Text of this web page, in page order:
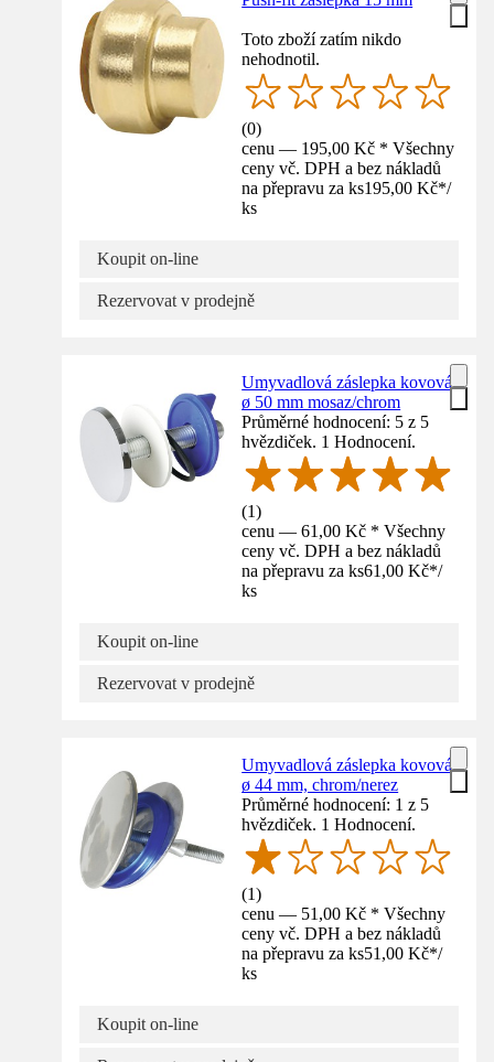
Toto zboží zatím nikdo
nehodnotil.
(0)
cenu — 195,00 Kč * Všechny
ceny vč. DPH a bez nákladů
na přepravu za ks195,00 Kč*/
ks
Koupit on-line
Rezervovat v prodejně
Umyvadlová záslepka kovová
ø 50 mm mosaz/chrom
Průměrné hodnocení: 5 z 5
hvězdiček. 1 Hodnocení.
(1)
cenu — 61,00 Kč * Všechny
ceny vč. DPH a bez nákladů
na přepravu za ks61,00 Kč*/
ks
Koupit on-line
Rezervovat v prodejně
Umyvadlová záslepka kovová
ø 44 mm, chrom/nerez
Průměrné hodnocení: 1 z 5
hvězdiček. 1 Hodnocení.
(1)
cenu — 51,00 Kč * Všechny
ceny vč. DPH a bez nákladů
na přepravu za ks51,00 Kč*/
ks
Koupit on-line